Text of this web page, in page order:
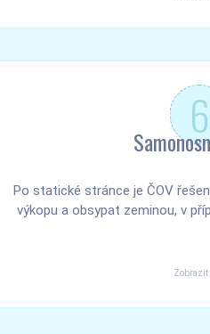
6
Po statické stránce je ČOV
výkopu a obsypat zeminou, v
Zobrazit